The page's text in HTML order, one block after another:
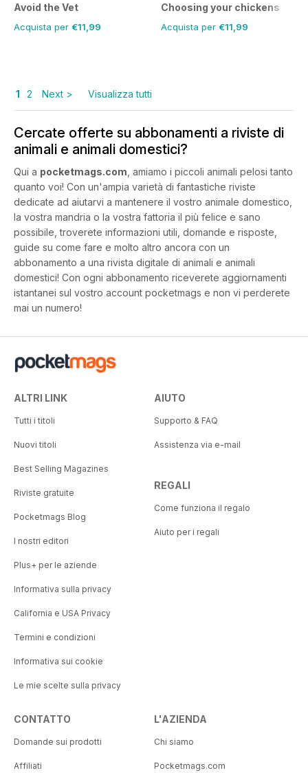
Avoid the Vet
Acquista per €11,99
Choosing your chickens
Acquista per €11,99
1 2 Next > Visualizza tutti
Cercate offerte su abbonamenti a riviste di
animali e animali domestici?
Qui a pocketmags.com , amiamo i piccoli animali pelosi tanto
quanto voi! Con un'ampia varietà di fantastiche riviste
dedicate ad aiutarvi a mantenere il vostro animale domestico,
la vostra mandria o la vostra fattoria il più felice e sano
possibile, troverete informazioni utili, domande e risposte,
guide su come fare e molto altro ancora con un
abbonamento a una rivista digitale di animali e animali
domestici! Con ogni abbonamento riceverete aggiornamenti
istantanei sul vostro account pocketmags e non vi perderete
mai un numero!
ALTRI LINK
Tutti i titoli
Nuovi titoli
Best Selling Magazines
Riviste gratuite
Pocketmags Blog
I nostri editori
Plus+ per le aziende
Informativa sulla privacy
California e USA Privacy
Termini e condizioni
Informativa sui cookie
Le mie scelte sulla privacy
AIUTO
Supporto & FAQ
Assistenza via e-mail
REGALI
Come funziona il regalo
Aiuto per i regali
CONTATTO
Domande sui prodotti
Affiliati
L'AZIENDA
Chi siamo
Pocketmags.com